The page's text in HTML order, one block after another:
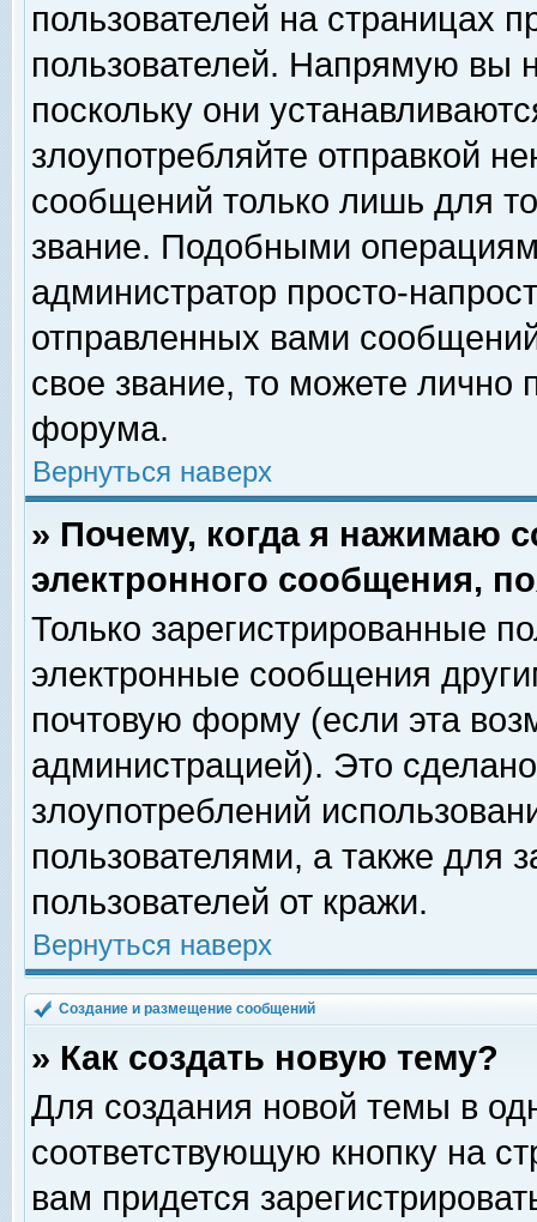
пользователей на страницах
пользователей. Напрямую вы
поскольку они
злоупотребляйте отправкой
сообщений только лишь для
звание. Подобными
администратор просто-
отправленных вами
свое звание, то можете лично
форума.
Вернуться наверх
» Почему, когда я нажимаю
электронного сообщения,
Только зарегистрированные
электронные сообщения
почтовую форму (если эта
администрацией). Это
злоупотреблений
пользователями, а также для
пользователей от кражи.
Вернуться наверх
Создание и размещение сообщений
» Как создать новую тему?
Для создания новой темы в
соответствующую кнопку на
вам придется